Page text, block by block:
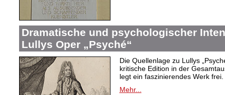
Dramatische und psychologischer
Lullys Oper „Psyché“
Die Quellenlage zu Lullys
kritische Edition in der
legt ein faszinierendes Werk frei.
Mehr...